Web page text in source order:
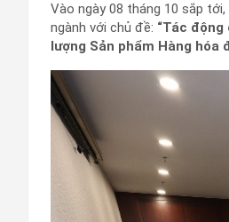
Vào ngày 08 tháng 10 sắp
ngành với chủ đề: “Tác
lượng Sản phẩm Hàng hóa